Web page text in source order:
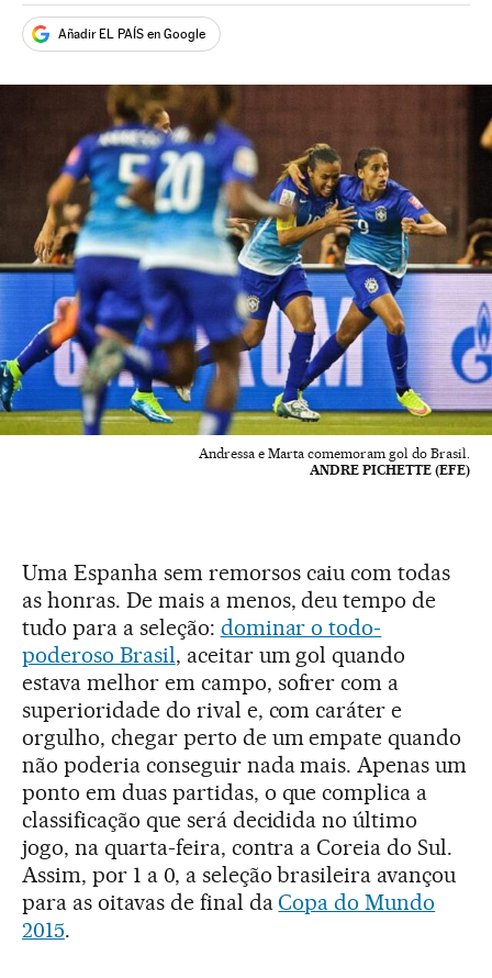
Añadir EL PAÍS en Google
Andressa e Marta comemoram gol do Brasil.
ANDRE PICHETTE (EFE)
Uma Espanha sem remorsos caiu com todas
as honras. De mais a menos, deu tempo de
tudo para a seleção: dominar o todo-
poderoso Brasil, aceitar um gol quando
estava melhor em campo, sofrer com a
superioridade do rival e, com caráter e
orgulho, chegar perto de um empate quando
não poderia conseguir nada mais. Apenas um
ponto em duas partidas, o que complica a
classificação que será decidida no último
jogo, na quarta-feira, contra a Coreia do Sul.
Assim, por 1 a 0, a seleção brasileira avançou
para as oitavas de final daCopa do Mundo
2015.